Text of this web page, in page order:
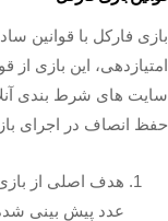
بازی فارکل با قوانین
امتیازدهی، این بازی از
سایت‌ های شرط‌ بندی
حفظ انصاف در اجرای
هدف اصلی از
عدد پیش‌ بینی‌